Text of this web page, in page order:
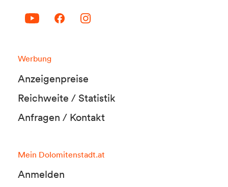
Werbung
Anzeigenpreise
Reichweite / Statistik
Anfragen / Kontakt
Mein Dolomitenstadt.at
Anmelden